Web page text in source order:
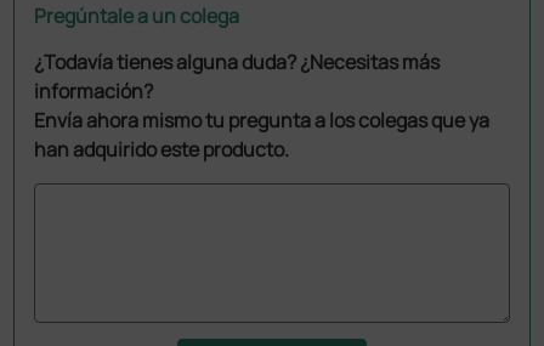
Pregúntale a un colega
¿Todavía tienes alguna duda? ¿Necesitas más
información?
Envía ahora mismo tu pregunta a los colegas que ya
han adquirido este producto.